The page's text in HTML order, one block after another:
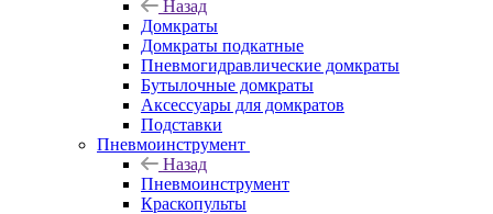
Назад
Домкраты
Домкраты подкатные
Пневмогидравлические домкраты
Бутылочные домкраты
Аксессуары для домкратов
Подставки
Пневмоинструмент
Назад
Пневмоинструмент
Краскопульты